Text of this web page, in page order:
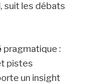
suit les débats
pragmatique :
pistes
un insight